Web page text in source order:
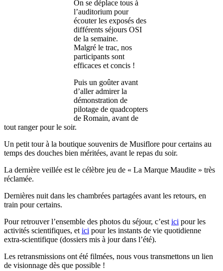
On se déplace tous à
l’auditorium pour
écouter les exposés des
différents séjours OSI
de la semaine.
Malgré le trac, nos
participants sont
efficaces et concis !
Puis un goûter avant
d’aller admirer la
démonstration de
pilotage de quadcopters
de Romain, avant de
tout ranger pour le soir.
Un petit tour à la boutique souvenirs de Musiflore pour certains au
temps des douches bien méritées, avant le repas du soir.
La dernière veillée est le célèbre jeu de « La Marque Maudite » très
réclamée.
Dernières nuit dans les chambrées partagées avant les retours, en
train pour certains.
Pour retrouver l’ensemble des photos du séjour, c’est ici pour les
activités scientifiques, et ici pour les instants de vie quotidienne
extra-scientifique (dossiers mis à jour dans l’été).
Les retransmissions ont été filmées, nous vous transmettons un lien
de visionnage dès que possible !